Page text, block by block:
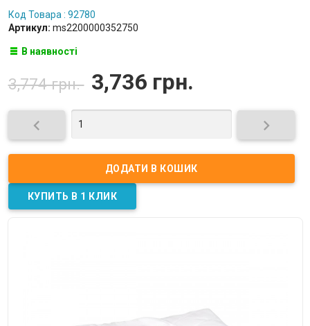
Код Товара : 92780
Артикул: ms2200000352750
В наявності
3,774 грн. 3,736 грн.
 